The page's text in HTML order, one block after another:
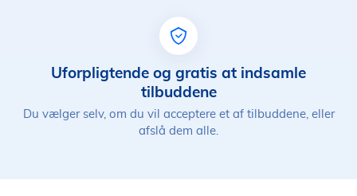
Uforpligtende og gratis at indsamle
tilbuddene
Du vælger selv, om du vil acceptere et af tilbuddene, eller
afslå dem alle.